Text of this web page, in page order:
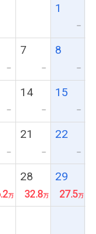
1
ー
ー
7
ー
8
ー
ー
14
ー
15
ー
ー
21
ー
22
ー
28
32.8
29
27.5